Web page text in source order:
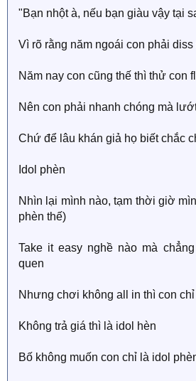
"Bạn nhột à, nếu bạn giàu vậy tại
Vì rõ rằng năm ngoái con phải
Năm nay con cũng thế thì thử con
Nên con phải nhanh chóng mà
Chứ để lâu khán giả họ biết chắc
Idol phèn
Nhìn lại mình nào, tạm thời giờ
phèn thế)
Take it easy nghề nào mà
quen
Nhưng chơi không all in thì con
Không trả giá thì là idol hèn
Bố không muốn con chỉ là idol